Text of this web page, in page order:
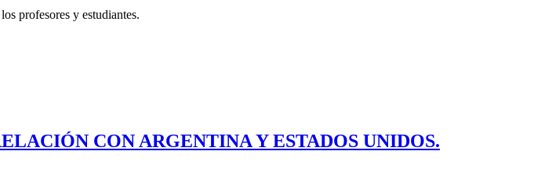
profesores y estudiantes.
CON ARGENTINA Y ESTADOS UNIDOS.